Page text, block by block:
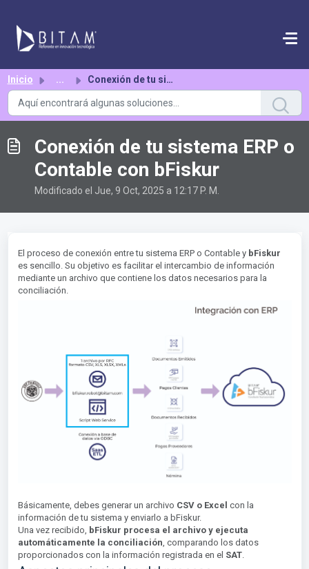
Inicio ... Conexión de tu sistema ERP o Contable con bFiskur
Conexión de tu sistema ERP o
Contable con bFiskur
Modificado el Jue, 9 Oct, 2025 a 12:17 P. M.
El proceso de conexión entre tu sistema ERP o Contable y bFiskur
es sencillo. Su objetivo es facilitar el intercambio de información
mediante un archivo que contiene los datos necesarios para la
conciliación.
Básicamente, debes generar un archivo CSV o Excel con la
información de tu sistema y enviarlo a bFiskur.
Una vez recibido, bFiskur procesa el archivo y ejecuta
automáticamente la conciliación, comparando los datos
proporcionados con la información registrada en el SAT.